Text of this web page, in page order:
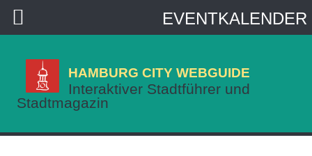
HAMBURG CITY WEBGUIDE
Interaktiver Stadtführer und
Stadtmagazin
EVENTKALENDER